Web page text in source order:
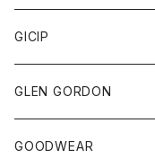
ボトム
パーカー
グッズ
ネクタイ
チーフ
トップス
シャツ
ボトム
靴
サンダル
GICIP
トップス
Tシャツ
GLEN GORDON
グッズ
GOODWEAR